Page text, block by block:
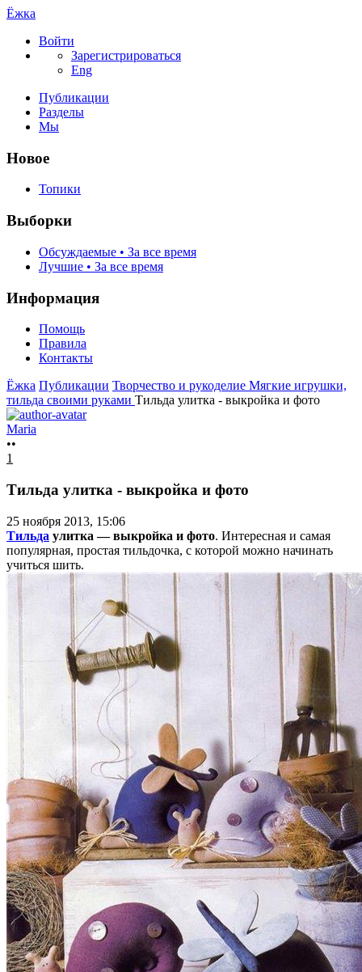
Ёжка
Войти
Зарегистрироваться
Eng
Публикации
Разделы
Мы
Новое
Топики
Выборки
Обсуждаемые • За все время
Лучшие • За все время
Информация
Помощь
Правила
Контакты
Ёжка Публикации Творчество и рукоделие Мягкие игрушки,
тильда своими руками Тильда улитка - выкройка и фото
Maria
••
1
Тильда улитка - выкройка и фото
25 ноября 2013, 15:06
Тильда улитка — выкройка и фото. Интересная и самая
популярная, простая тильдочка, с которой можно начинать
учиться шить.